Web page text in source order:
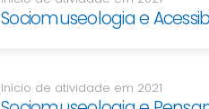
Sociomuseologia e
Início de atividade em 2021